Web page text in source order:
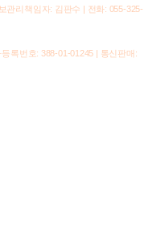
관리책임자: 김판수 | 전화: 055-325-
록번호: 388-01-01245 | 통신판매: